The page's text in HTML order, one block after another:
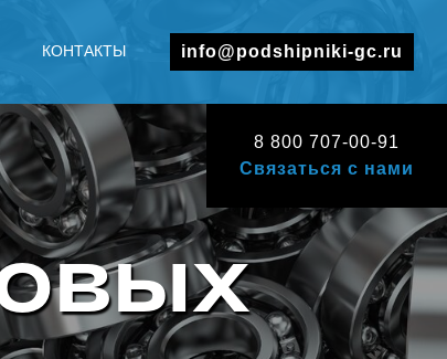
8 800 707-00-91
Связаться с нами
info@podshipniki-gc.ru
КОНТАКТЫ